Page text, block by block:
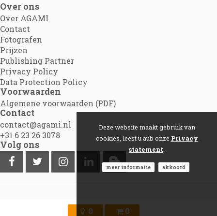
0 0
Over ons
Over AGAMI
Contact
Fotografen
Prijzen
Publishing Partner
Privacy Policy
Data Protection Policy
Voorwaarden
Algemene voorwaarden (PDF)
Contact
contact@agami.nl
+31 6 23 26 3078
Volg ons
Agami.nl|Powered by Picture Pack
Deze website maakt gebruik van
cookies, leest u aub onze Privacy
statement
meer informatie akkoord